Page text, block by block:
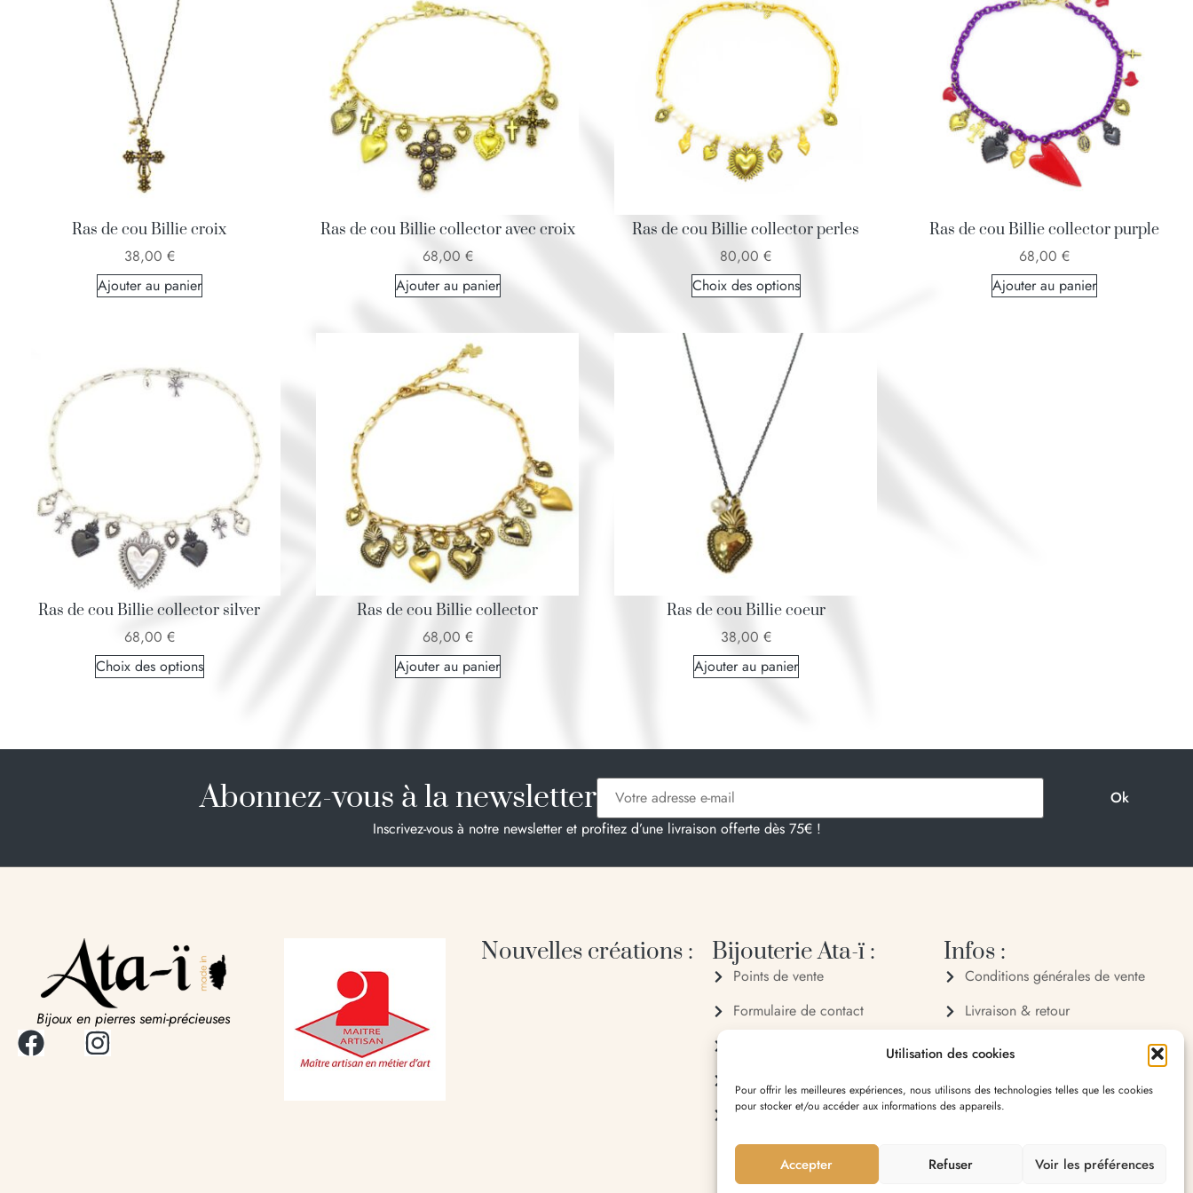
Utilisation des cookies
Pour offrir les meilleures expériences, nous utilisons des technologies telles que les cookies
pour stocker et/ou accéder aux informations des appareils.
Accepter Refuser Voir les préférences
Ras de cou Billie croix
38,00 €
Ajouter au panier
Ras de cou Billie collector avec croix
68,00 €
Ajouter au panier
Ras de cou Billie collector perles
80,00 €
Choix des options
Ras de cou Billie collector purple
68,00 €
Ajouter au panier
Ras de cou Billie collector silver
68,00 €
Choix des options
Ras de cou Billie collector
68,00 €
Ajouter au panier
Ras de cou Billie coeur
38,00 €
Ajouter au panier
Abonnez-vous à la newsletter
Inscrivez-vous à notre newsletter et profitez d’une livraison offerte dès 75€ !
Bijoux en pierres semi-précieuses
Nouvelles créations : Bijouterie Ata-ï :
Points de vente
Formulaire de contact
06 20 88 32 65
Entrée du village 20119 Bastelica
Infos :
Conditions générales de vente
Livraison & retour
Politique de confidentialité
Mentions légales